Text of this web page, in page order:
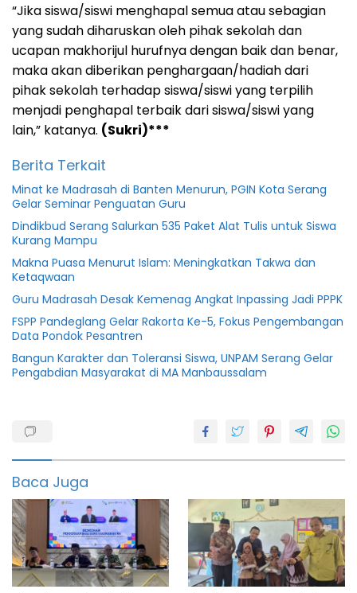
“Jika siswa/siswi menghapal semua atau sebagian
yang sudah diharuskan oleh pihak sekolah dan
ucapan makhorijul hurufnya dengan baik dan benar,
maka akan diberikan penghargaan/hadiah dari
pihak sekolah terhadap siswa/siswi yang terpilih
menjadi penghapal terbaik dari siswa/siswi yang
lain,” katanya. (Sukri)***
Berita Terkait
Minat ke Madrasah di Banten Menurun, PGIN Kota Serang
Gelar Seminar Penguatan Guru
Dindikbud Serang Salurkan 535 Paket Alat Tulis untuk Siswa
Kurang Mampu
Makna Puasa Menurut Islam: Meningkatkan Takwa dan
Ketaqwaan
Guru Madrasah Desak Kemenag Angkat Inpassing Jadi PPPK
FSPP Pandeglang Gelar Rakorta Ke-5, Fokus Pengembangan
Data Pondok Pesantren
Bangun Karakter dan Toleransi Siswa, UNPAM Serang Gelar
Pengabdian Masyarakat di MA Manbaussalam
pandeglang
suwitamiyah
Pandeglang
Baca Juga